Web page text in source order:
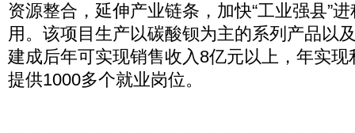
资源整合，延伸产业链条，加快“工业强县”
用。该项目生产以碳酸钡为主的系列产品以
建成后年可实现销售收入8亿元以上，年实
提供1000多个就业岗位。